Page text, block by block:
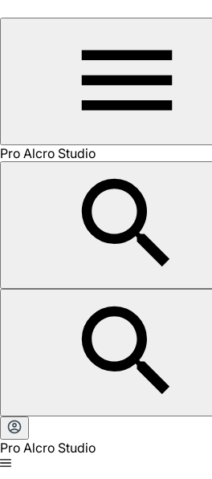
Pro Alcro Studio
Pro Alcro Studio